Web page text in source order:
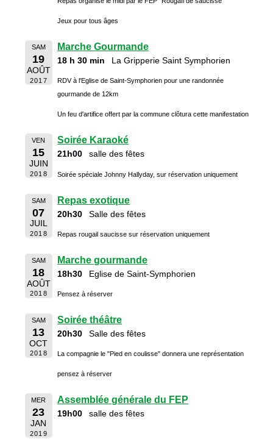
Jeux pour tous âges
SAM
19
AOÛT
2017
Marche Gourmande
18 h 30 min La Gripperie Saint Symphorien
RDV à l'Eglise de Saint-Symphorien pour une randonnée
gourmande de 12km
Un feu d'artifice offert par la commune clôtura cette manifestation
VEN
15
JUIN
2018
Soirée Karaoké
21h00 salle des fêtes
Soirée spéciale Johnny Hallyday, sur réservation uniquement
SAM
07
JUIL
2018
Repas exotique
20h30 Salle des fêtes
Repas rougail saucisse sur réservation uniquement
SAM
18
AOÛT
2018
Marche gourmande
18h30 Eglise de Saint-Symphorien
Pensez à réserver
SAM
13
OCT
2018
Soirée théâtre
20h30 Salle des fêtes
La compagnie le "Pied en coulisse" donnera une représentation
pensez à réserver
MER
23
JAN
2019
Assemblée générale du FEP
19h00 salle des fêtes